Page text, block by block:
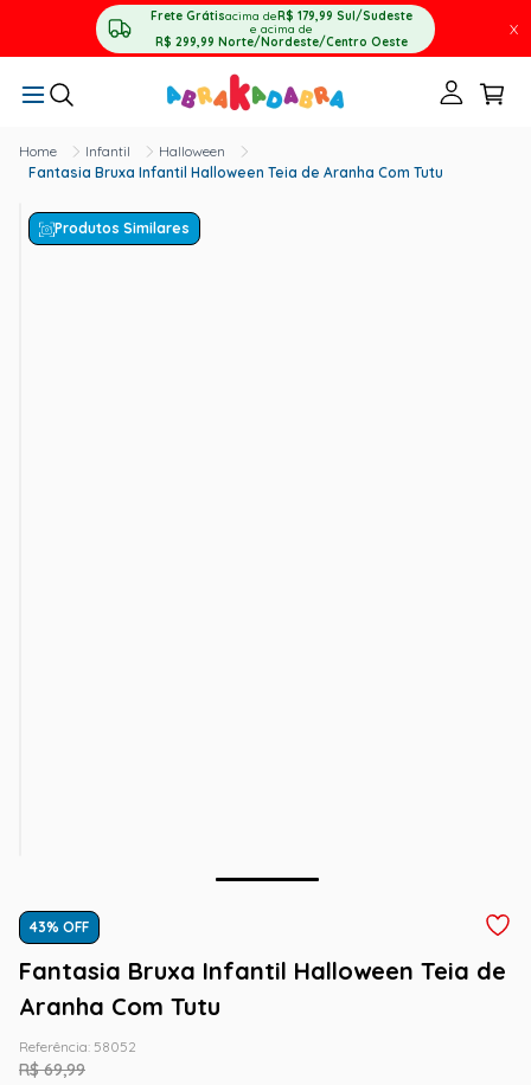
Frete Grátisacima deR$ 179,99 Sul/Sudeste
e acima de
R$ 299,99 Norte/Nordeste/Centro Oeste
X
Infantil
Halloween
Fantasia Bruxa Infantil Halloween Teia de Aranha Com Tutu
Produtos Similares
43% OFF
Fantasia Bruxa Infantil Halloween Teia de
Aranha Com Tutu
Referência: 58052
R$ 69,99